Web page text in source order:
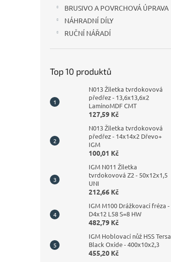
BRUSIVO A POVRCHOVÁ ÚPRAVA
NÁHRADNÍ DÍLY
RUČNÍ NÁŘADÍ
Top 10 produktů
N013 Žiletka tvrdokovová
předřez - 13,6x13,6x2
LaminoMDF CMT
127,59 Kč
N013 Žiletka tvrdokovová
předřez - 14x14x2 Dřevo+
IGM
100,01 Kč
IGM N011 Žiletka
tvrdokovová Z2 - 50x12x1,5
UNI
212,66 Kč
IGM M100 Drážkovací fréza -
D4x12 L58 S=8 HW
482,79 Kč
IGM Hoblovací nůž HSS Tersa
Black Oxide - 400x10x2,3
455,20 Kč